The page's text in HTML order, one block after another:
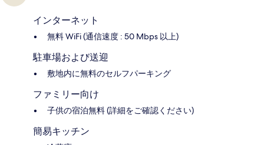
インターネット
無料 WiFi (通信速度 : 50 Mbps 以上)
駐車場および送迎
敷地内に無料のセルフパーキング
ファミリー向け
子供の宿泊無料 (詳細をご確認ください)
簡易キッチン